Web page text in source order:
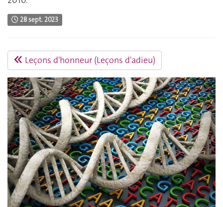
28 sept. 2023
Leçons d'honneur (Leçons d'adieu)